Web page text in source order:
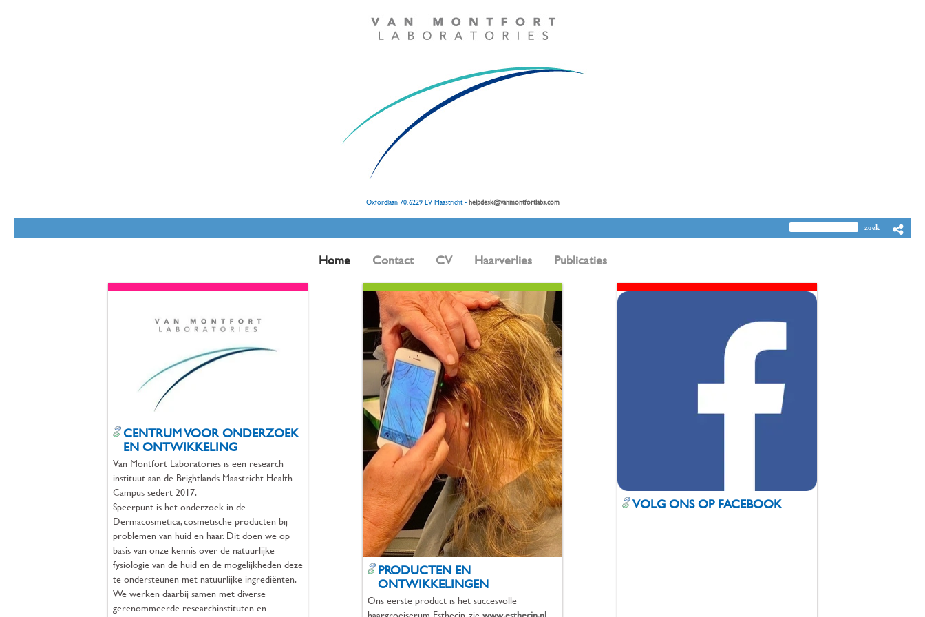
Oxfordlaan 70, 6229 EV Maastricht - helpdesk@vanmontfortlabs.com
Home Contact CV Haarverlies Publicaties
CENTRUM VOOR ONDERZOEK
EN ONTWIKKELING
Van Montfort Laboratories is een research
instituut aan de Brightlands Maastricht Health
Campus sedert 2017.
Speerpunt is het onderzoek in de
Dermacosmetica, cosmetische producten bij
problemen van huid en haar. Dit doen we op
basis van onze kennis over de natuurlijke
fysiologie van de huid en de mogelijkheden deze
te ondersteunen met natuurlijke ingrediënten.
We werken daarbij samen met diverse
gerenommeerde researchinstituten en
PRODUCTEN EN
ONTWIKKELINGEN
Ons eerste product is het succesvolle
VOLG ONS OP FACEBOOK